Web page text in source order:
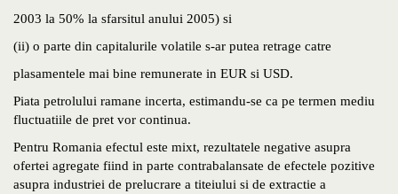
2003 la 50% la sfarsitul anului 2005) si
(ii) o parte din capitalurile volatile s-ar putea retrage catre
plasamentele mai bine remunerate in EUR si USD.
Piata petrolului ramane incerta, estimandu-se ca pe termen mediu
fluctuatiile de pret vor continua.
Pentru Romania efectul este mixt, rezultatele negative asupra
ofertei agregate fiind in parte contrabalansate de efectele pozitive
asupra industriei de prelucrare a titeiului si de extractie a